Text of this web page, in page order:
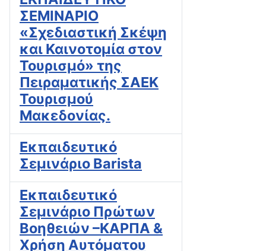
ΣΕΜΙΝΑΡΙΟ
«Σχεδιαστική Σκέψη
και Καινοτομία στον
Τουρισμό» της
Πειραματικής ΣΑΕΚ
Τουρισμού
Μακεδονίας.
Εκπαιδευτικό
Σεμινάριο Barista
Εκπαιδευτικό
Σεμινάριο Πρώτων
Βοηθειών –ΚΑΡΠΑ &
Χρήση Αυτόματου